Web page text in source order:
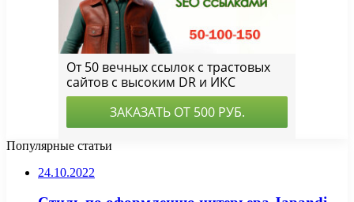
Популярные статьи
24.10.2022